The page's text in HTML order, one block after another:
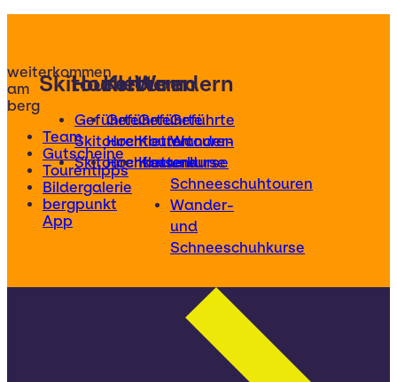
weiterkommen
am
berg
Team
Gutscheine
Tourentipps
Bildergalerie
bergpunkt
App
Skitouren
Geführte
Skitouren
Skitourenkurse
Hochtouren
Geführte
Hochtouren
Hochtourenkurse
Klettern
Geführte
Klettertouren
Kletterkurse
Wandern
Geführte
Wander-
und
Schneeschuhtouren
Wander-
und
Schneeschuhkurse